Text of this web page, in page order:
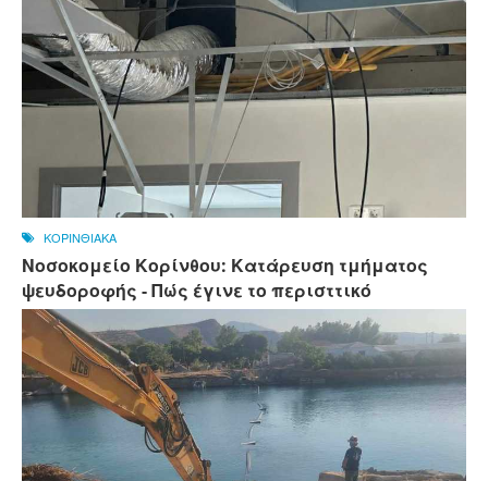
ΚΟΡΙΝΘΙΑΚΑ
Νοσοκομείο Κορίνθου: Κατάρευση τμήματος
ψευδοροφής - Πώς έγινε το περισττικό